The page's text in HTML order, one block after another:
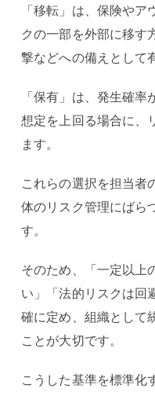
「移転」は、保険や
クの一部を外部に移す
撃などへの備えとして
「保有」は、発生確
想定を上回る場合に、
ます。
これらの選択を担当者
体のリスク管理にばら
す。
そのため、「一定以上
い」「法的リスクは回
確に定め、組織として
ことが大切です。
こうした基準を標準化